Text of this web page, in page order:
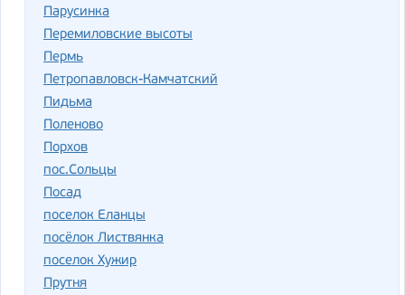
Парусинка
Перемиловские высоты
Пермь
Петропавловск-Камчатский
Пидьма
Поленово
Порхов
пос.Сольцы
Посад
поселок Еланцы
посёлок Листвянка
поселок Хужир
Прутня